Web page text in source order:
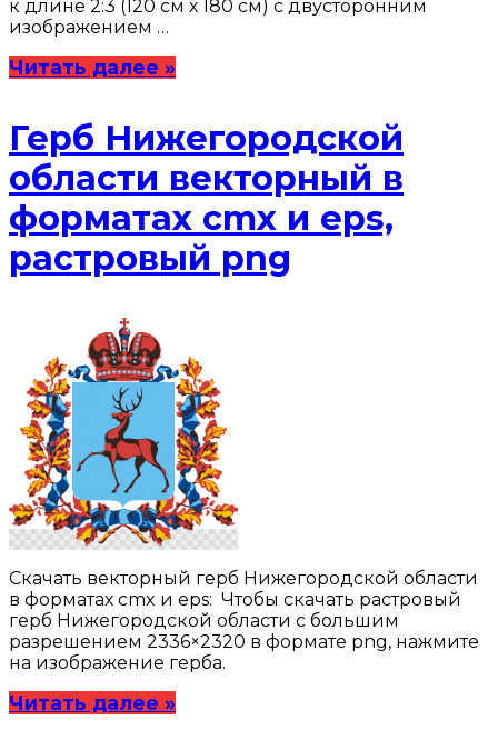
к длине 2:3 (120 см х 180 см) с двусторонним
изображением …
Читать далее »
Герб Нижегородской
области векторный в
форматах cmx и eps,
растровый png
Скачать векторный герб Нижегородской области
в форматах cmx и eps: Чтобы скачать растровый
герб Нижегородской области с большим
разрешением 2336×2320 в формате png, нажмите
на изображение герба.
Читать далее »